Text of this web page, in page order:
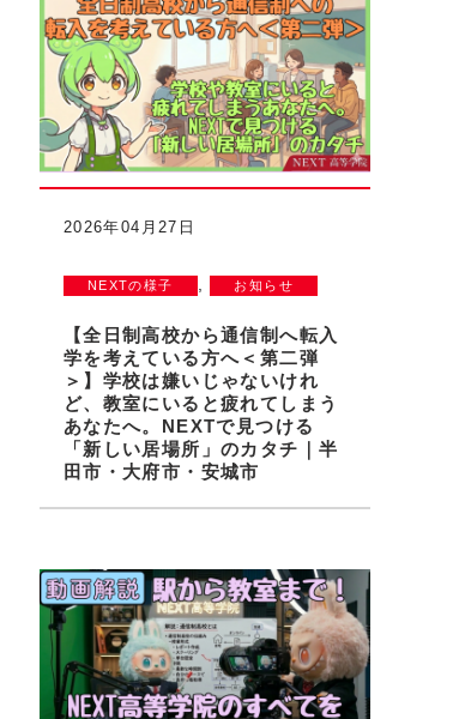
2026年04月27日
NEXTの様子 お知らせ
【全日制高校から通信制へ転入
学を考えている方へ＜第二弾
＞】学校は嫌いじゃないけれ
ど、教室にいると疲れてしまう
あなたへ。NEXTで見つける
「新しい居場所」のカタチ｜半
田市・大府市・安城市